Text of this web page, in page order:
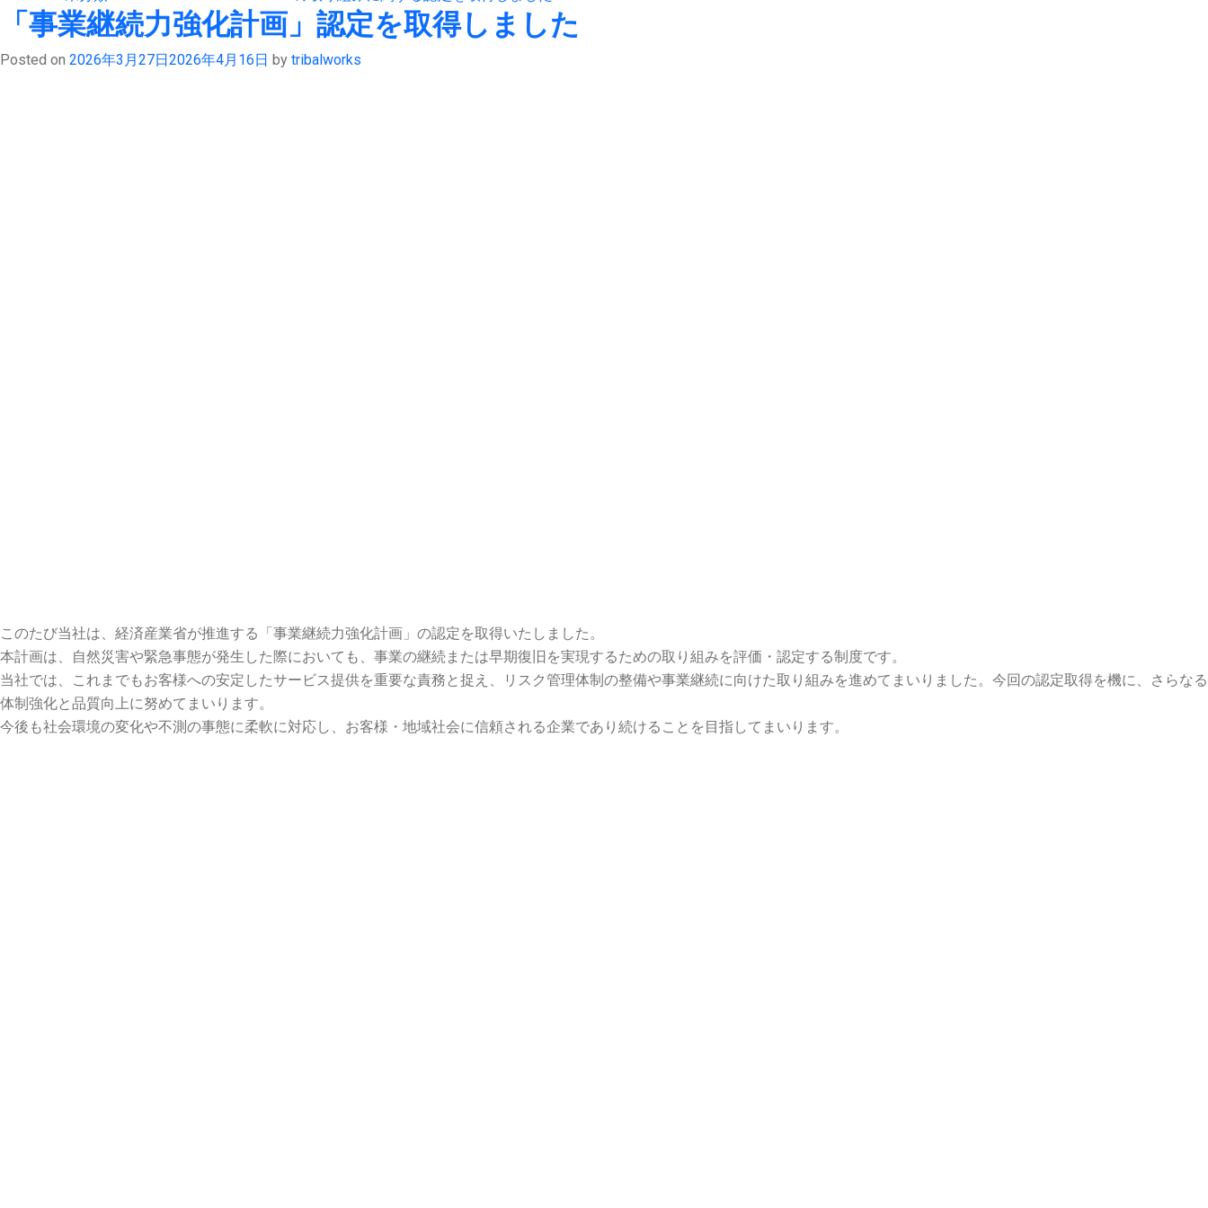
「事業継続力強化計画」認定を取得しました
Posted on 2026年3月27日2026年4月16日 by tribalworks
このたび当社は、経済産業省が推進する「事業継続力強化計画」の認定を取得いたしました。
本計画は、自然災害や緊急事態が発生した際においても、事業の継続または早期復旧を実現するための取り組みを評価・認定する制度です。
当社では、これまでもお客様への安定したサービス提供を重要な責務と捉え、リスク管理体制の整備や事業継続に向けた取り組みを進めてまいりました。今回の認定取得を機に、さらなる
体制強化と品質向上に努めてまいります。
今後も社会環境の変化や不測の事態に柔軟に対応し、お客様・地域社会に信頼される企業であり続けることを目指してまいります。